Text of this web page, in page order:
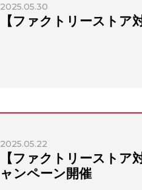
2025.05.30
【ファクトリーストア
2025.05.22
【ファクトリーストア
ャンペーン開催